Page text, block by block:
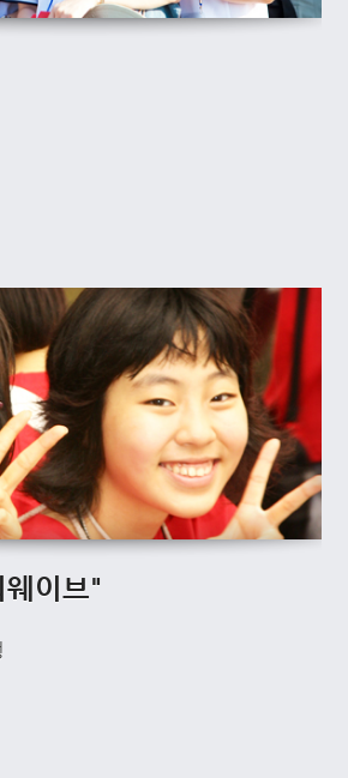
이브"